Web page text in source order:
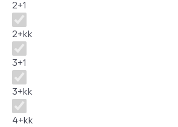
2+1
2+kk
3+1
3+kk
4+kk